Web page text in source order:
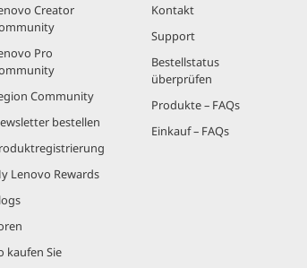
Creator
Pro
Community
bestellen
Lenovo Rewards
kaufen Sie
Kontakt
Support
Bestellstatus
überprüfen
Produkte – FAQs
Einkauf – FAQs